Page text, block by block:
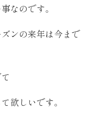
なのです。
ンの来年は今まで
欲しいです。